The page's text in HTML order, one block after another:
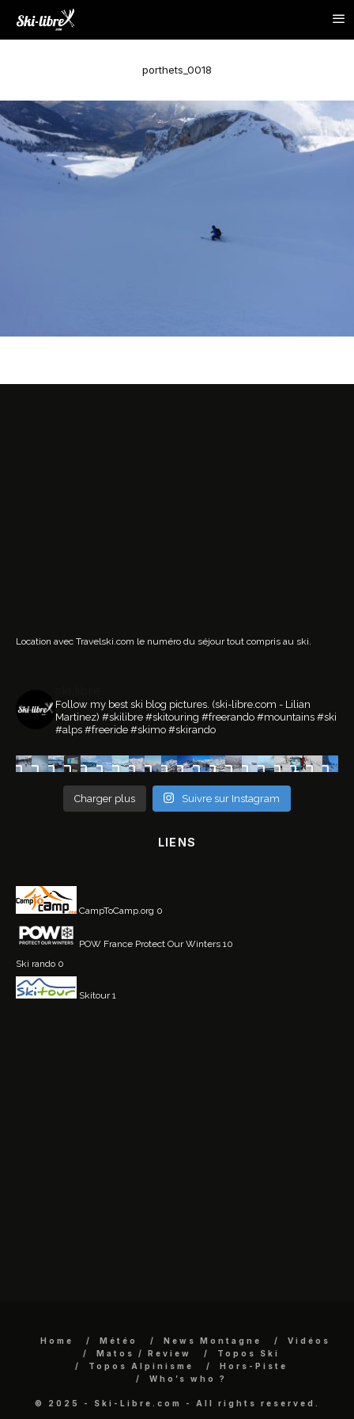
porthets_0018
Location avec Travelski.com le numéro du séjour tout compris au ski.
Follow my best ski blog pictures. (ski-libre.com - Lilian
Martinez) #skilibre #skitouring #freerando #mountains #ski
#alps #freeride #skimo #skirando
Charger plus Suivre sur Instagram
LIENS
CampToCamp.org 0
POW France Protect Our Winters 10
Ski rando 0
Skitour1
Home Météo News Montagne
Vidéos
Matos / Review
Topos Ski
Topos Alpinisme
Hors-Piste
Who’s who ?
© 2025 - Ski-Libre.com - All rights reserved.